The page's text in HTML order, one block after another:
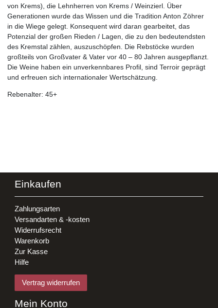
von Krems), die Lehnherren von Krems / Weinzierl. Über
Generationen wurde das Wissen und die Tradition Anton Zöhrer
in die Wiege gelegt. Konsequent wird daran gearbeitet, das
Potenzial der großen Rieden / Lagen, die zu den bedeutendsten
des Kremstal zählen, auszuschöpfen. Die Rebstöcke wurden
großteils von Großvater & Vater vor 40 – 80 Jahren ausgepflanzt.
Die Weine haben ein unverkennbares Profil, sind Terroir geprägt
und erfreuen sich internationaler Wertschätzung.
Rebenalter: 45+
Einkaufen
Zahlungsarten
Versandarten & -kosten
Widerrufsrecht
Warenkorb
Zur Kasse
Hilfe
Vertrag widerrufen
Mein Konto